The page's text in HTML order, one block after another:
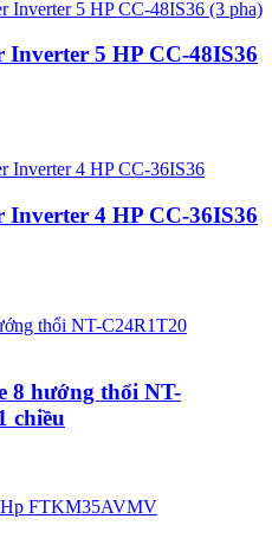
5 HP CC-48IS36
4 HP CC-36IS36
8 hướng thổi NT-
chiều